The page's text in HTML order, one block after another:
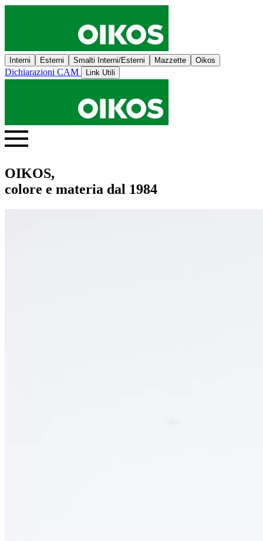
Interni Esterni Smalti Interni/Esterni Mazzette Oikos
Dichiarazioni CAM Link Utili
OIKOS,
colore e materia dal 1984